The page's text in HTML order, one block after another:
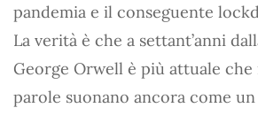
pandemia e il conseguente
La verità è che a settant’anni
George Orwell è più attuale che
parole suonano ancora come